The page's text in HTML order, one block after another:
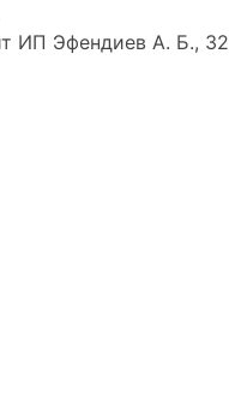
ИП Эфендиев А. Б.,